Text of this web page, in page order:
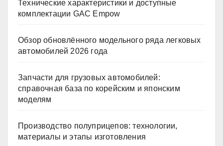
Технические характеристики и доступные
комплектации GAC Empow
Обзор обновлённого модельного ряда легковых
автомобилей 2026 года
Запчасти для грузовых автомобилей:
справочная база по корейским и японским
моделям
Производство полуприцепов: технологии,
материалы и этапы изготовления